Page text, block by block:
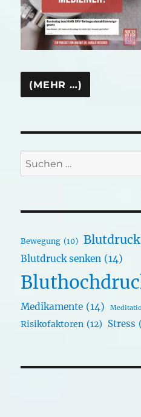
Suchen
nach:
Bewegung (10) Blutdruck
Blutdruck senken (14)
Medikamente (14)
Risikofaktoren (12) Stress